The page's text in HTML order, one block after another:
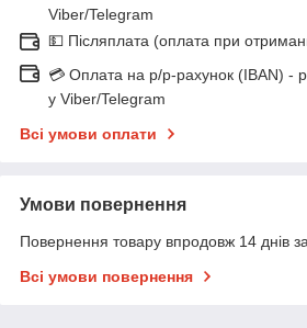
Viber/Telegram
💵 Післяплата (оплата при
💳 Оплата на р/р-рахунок (IBAN) -
у Viber/Telegram
Всі умови оплати
Умови повернення
Повернення товару впродовж 14 днів
Всі умови повернення